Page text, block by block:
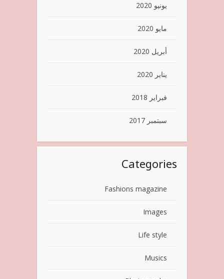
يونيو 2020
مايو 2020
أبريل 2020
يناير 2020
فبراير 2018
سبتمبر 2017
Categories
Fashions magazine
Images
Life style
Musics